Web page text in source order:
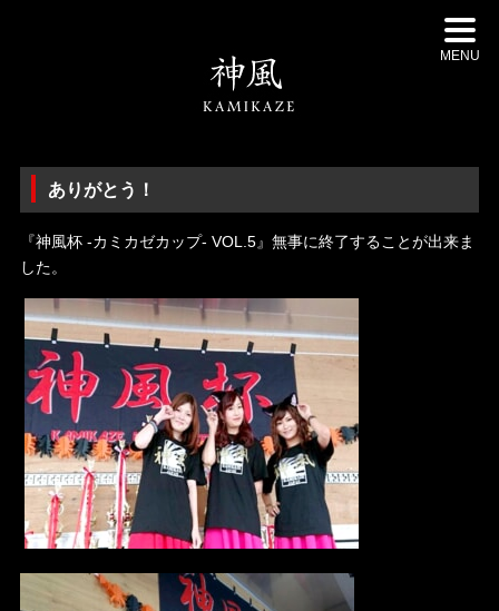
MENU
ありがとう！
『神風杯 -カミカゼカップ- VOL.5』無事に終了することが出来ま
した。